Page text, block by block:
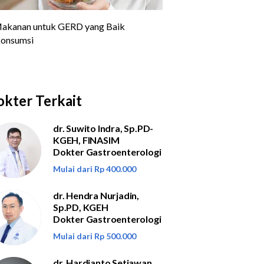
Terkait